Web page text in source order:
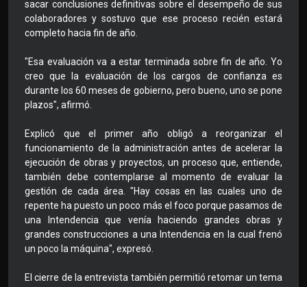
sacar conclusiones definitivas sobre el desempeño de sus
colaboradores y sostuvo que ese proceso recién estará
completo hacia fin de año.
"Esa evaluación va a estar terminada sobre fin de año. Yo
creo que la evaluación de los cargos de confianza es
durante los 60 meses de gobierno, pero bueno, uno se pone
plazos", afirmó.
Explicó que el primer año obligó a reorganizar el
funcionamiento de la administración antes de acelerar la
ejecución de obras y proyectos, un proceso que, entiende,
también debe contemplarse al momento de evaluar la
gestión de cada área. "Hay cosas en las cuales uno de
repente ha puesto un poco más el foco porque pasamos de
una Intendencia que venía haciendo grandes obras y
grandes construcciones a una Intendencia en la cual frenó
un poco la máquina", expresó.
El cierre de la entrevista también permitió retomar un tema